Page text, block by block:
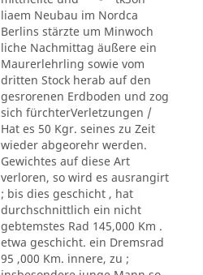
liaem Neubau im Nordca
Berlins stärzte um Minwoch
liche Nachmittag äußere ein
Maurerlehrling sowie vom
dritten Stock herab auf den
gesrorenen Erdboden und zog
sich fürchterVerletzungen /
Hat es 50 Kgr. seines zu Zeit
wieder abgeorehr werden.
Gewichtes auf diese Art
verloren, so wird es ausrangirt
; bis dies geschicht , hat
durchschnittlich ein nicht
gebtemstes Rad 145,000 Km .
etwa geschicht. ein Dremsrad
95 ,000 Km. innere, zu ;